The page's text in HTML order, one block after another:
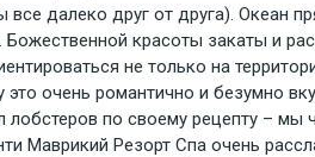
далеко друг от друга). Океан
Божественной красоты закаты и
не только на
это очень романтично и безумно
лобстеров по своему рецепту – мы
Маврикий Резорт Спа очень